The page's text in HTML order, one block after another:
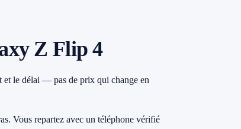
Z Flip 4
et le délai — pas de prix qui change en
Vous repartez avec un téléphone vérifié